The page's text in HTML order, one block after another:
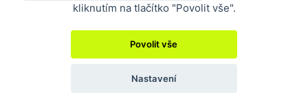
Viscom Itálie 2016
Přečíst novinku »
kliknutím na tlačítko "Povolit vše".
Povolit vše
Nastavení